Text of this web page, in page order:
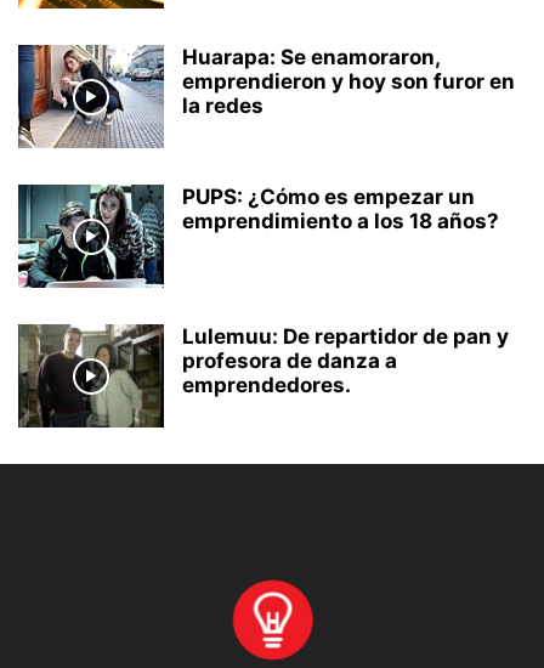
Huarapa: Se enamoraron,
emprendieron y hoy son furor en
la redes
PUPS: ¿Cómo es empezar un
emprendimiento a los 18 años?
Lulemuu: De repartidor de pan y
profesora de danza a
emprendedores.